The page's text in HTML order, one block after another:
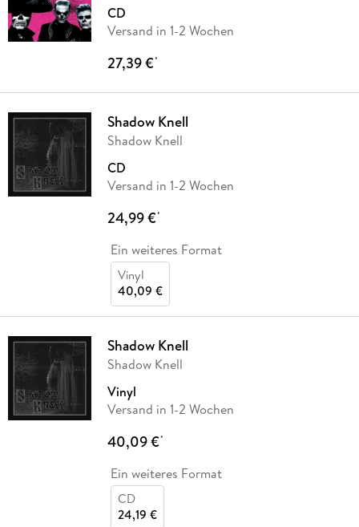
CD
Versand in 1-2 Wochen
27,39 €*
Shadow Knell
Shadow Knell
CD
Versand in 1-2 Wochen
24,99 €*
Ein weiteres Format
Vinyl
40,09 €
Shadow Knell
Shadow Knell
Vinyl
Versand in 1-2 Wochen
40,09 €*
Ein weiteres Format
CD
24,19 €